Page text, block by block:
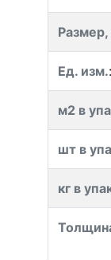
Ед. изм.:
м2 в
шт в
кг в